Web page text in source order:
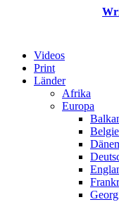
Videos
Print
Länder
Afrika
Europa